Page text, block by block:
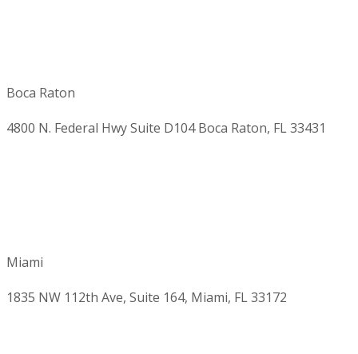
Boca Raton
4800 N. Federal Hwy Suite D104 Boca Raton, FL 33431
Miami
1835 NW 112th Ave, Suite 164, Miami, FL 33172